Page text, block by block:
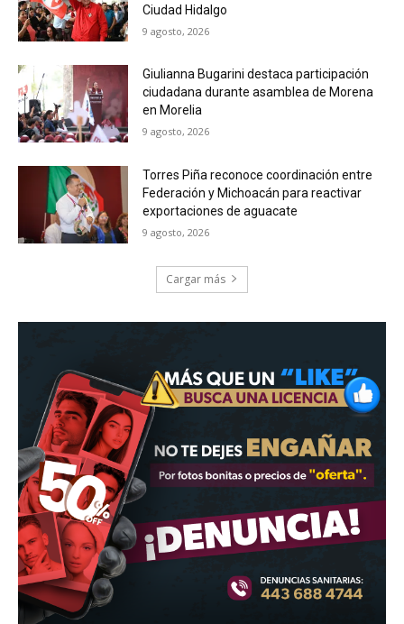
Ciudad Hidalgo
9 agosto, 2026
Giulianna Bugarini destaca participación
ciudadana durante asamblea de Morena
en Morelia
9 agosto, 2026
Torres Piña reconoce coordinación entre
Federación y Michoacán para reactivar
exportaciones de aguacate
9 agosto, 2026
Cargar más